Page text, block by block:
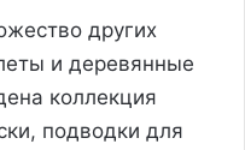
других
и деревянные
коллекция
подводки для